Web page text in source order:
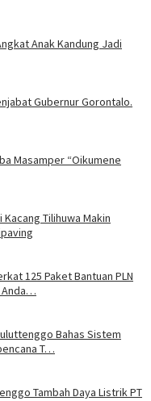
Anak Kandung Jadi
Gubernur Gorontalo.
Masamper “Oikumene
Tilihuwa Makin
125 Paket Bantuan PLN
Anda…
Bahas Sistem
T…
Tambah Daya Listrik PT